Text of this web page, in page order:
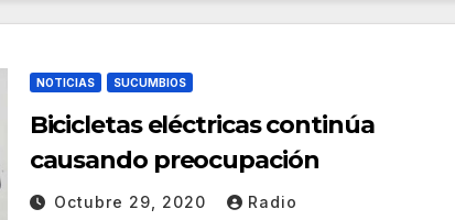
NOTICIAS SUCUMBIOS
Bicicletas eléctricas continúa
causando preocupación
Octubre 29, 2020 Radio